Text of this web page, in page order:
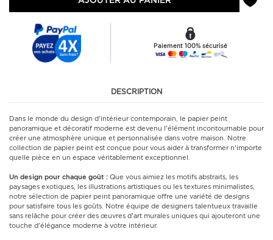
Paiement 100% sécurisé
DESCRIPTION
Dans le monde du design d'intérieur contemporain, le papier peint
panoramique et décoratif moderne est devenu l'élément incontournable pour
créer une atmosphère unique et personnalisée dans votre maison. Notre
collection de papier peint est conçue pour vous aider à transformer n'importe
quelle pièce en un espace véritablement exceptionnel.
Un design pour chaque goût : Que vous aimiez les motifs abstraits, les
paysages exotiques, les illustrations artistiques ou les textures minimalistes,
notre sélection de papier peint panoramique offre une variété de designs
pour satisfaire tous les goûts. Notre équipe de designers talentueux travaille
sans relâche pour créer des œuvres d'art murales uniques qui ajouteront une
touche d'élégance moderne à votre intérieur.